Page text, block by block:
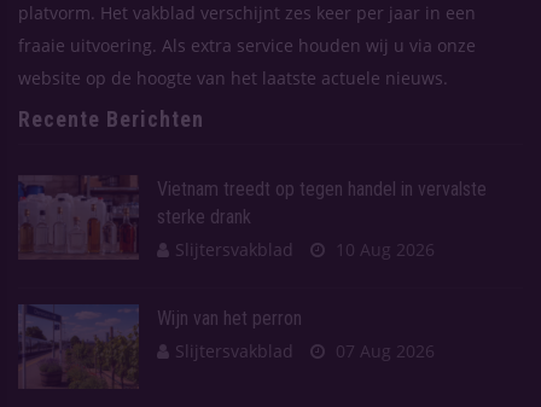
platvorm. Het vakblad verschijnt zes keer per jaar in een
fraaie uitvoering. Als extra service houden wij u via onze
website op de hoogte van het laatste actuele nieuws.
Recente Berichten
Vietnam treedt op tegen handel in vervalste
sterke drank
Slijtersvakblad
10 Aug 2026
Wijn van het perron
Slijtersvakblad
07 Aug 2026